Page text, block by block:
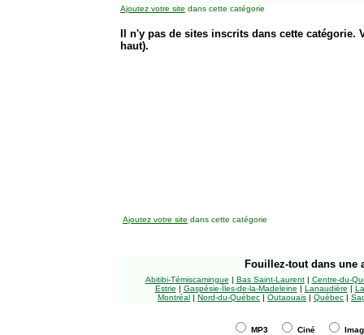
Ajoutez votre site dans cette catégorie
Il n'y pas de sites inscrits dans cette
haut).
Ajoutez votre site dans cette catégorie
Fouillez-tout dans une
Abitibi-Témiscamingue | Bas Saint-Laurent| Centre-du-
Estrie | Gaspésie-Îles-de-la-Madeleine | Lanaudière |
Montréal | Nord-du-Québec | Outaouais | Québec |
MP3 Ciné